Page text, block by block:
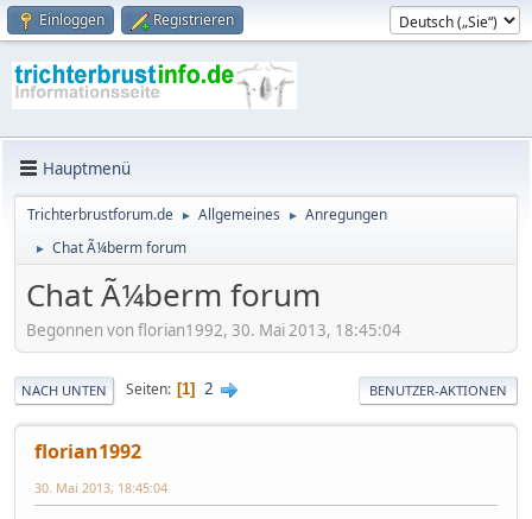
Einloggen Registrieren
Hauptmenü
Trichterbrustforum.de ► Allgemeines ► Anregungen
► Chat Ã¼berm forum
Chat Ã¼berm forum
Begonnen von florian1992, 30. Mai 2013, 18:45:04
NACH UNTEN Seiten 1 2 BENUTZER-AKTIONEN
florian1992
30. Mai 2013, 18:45:04